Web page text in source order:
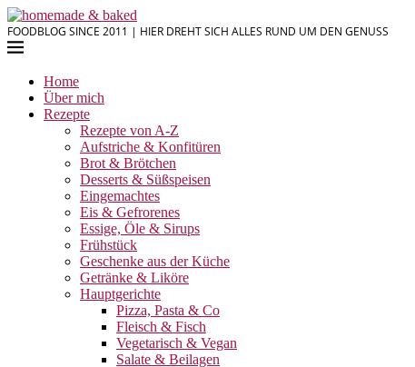
FOODBLOG SINCE 2011 | HIER DREHT SICH ALLES RUND UM DEN GENUSS
Home
Über mich
Rezepte
Rezepte von A-Z
Aufstriche & Konfitüren
Brot & Brötchen
Desserts & Süßspeisen
Eingemachtes
Eis & Gefrorenes
Essige, Öle & Sirups
Frühstück
Geschenke aus der Küche
Getränke & Liköre
Hauptgerichte
Pizza, Pasta & Co
Fleisch & Fisch
Vegetarisch & Vegan
Salate & Beilagen